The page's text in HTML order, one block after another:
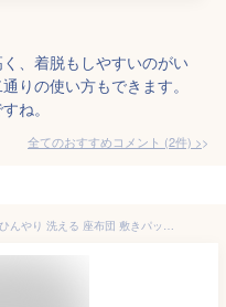
、着脱もしやすいのがい
りの使い方もできます。
ね。
全てのおすすめコメント (2件) >
ソファー パッド 冷却マット 接触冷感 ひんやり 洗える 座布団 敷きパッド リバーシブル 籐 冷感 涼しい ソファーカバー シートカバー 車 後部座席 ソファー 座椅子 マルチカバー 熱中症対策 節電